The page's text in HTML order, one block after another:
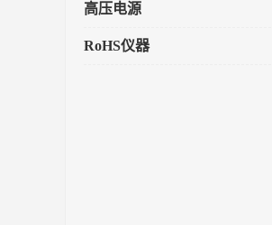
高压电源
RoHS仪器